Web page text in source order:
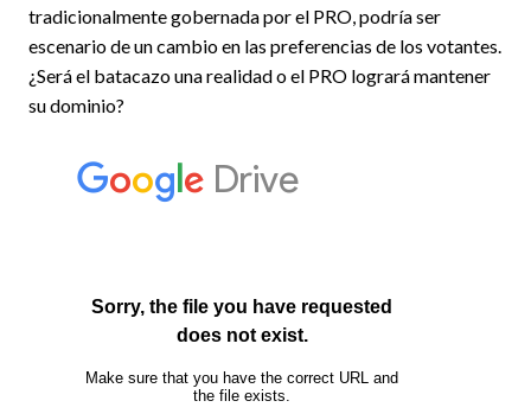
tradicionalmente gobernada por el PRO, podría ser
escenario de un cambio en las preferencias de los votantes.
¿Será el batacazo una realidad o el PRO logrará mantener
su dominio?